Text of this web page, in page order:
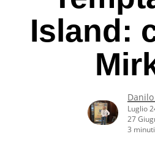
Island:
Luglio
27
3